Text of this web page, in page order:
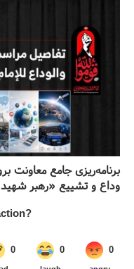
برنامه‌ریزی جامع معاونت
وداع و تشییع «رهبر